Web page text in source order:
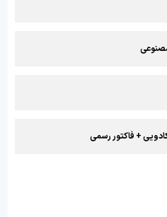
+ فاکتور رسمی